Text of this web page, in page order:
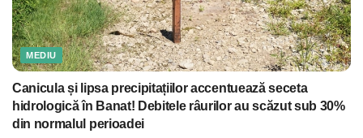
MEDIU
Canicula și lipsa precipitațiilor accentuează seceta
hidrologică în Banat! Debitele râurilor au scăzut sub 30%
din normalul perioadei